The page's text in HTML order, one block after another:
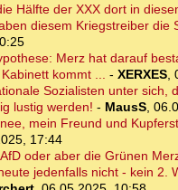
Hälfte der XXX dort in
diesem Kriegstreiber die
Merz hat darauf
kommt ... - XERXES,
Sozialisten unter sich,
lustig werden! - MausS,
mein Freund und
17:44
oder aber die Grünen
jedenfalls nicht - kein 2.